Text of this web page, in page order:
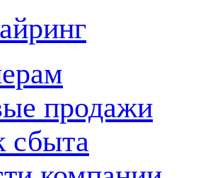
продажи
сбыта